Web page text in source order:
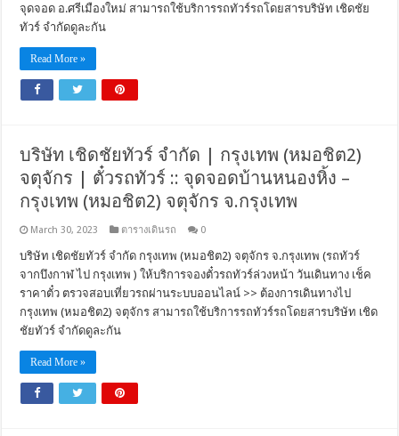
จุดจอด อ.ศรีเมืองใหม่ สามารถใช้บริการรถทัวร์รถโดยสารบริษัท เชิดชัย
ทัวร์ จำกัดดูละกัน
Read More »
บริษัท เชิดชัยทัวร์ จำกัด | กรุงเทพ (หมอชิต2)
จตุจักร | ตั๋วรถทัวร์ :: จุดจอดบ้านหนองหิ้ง –
กรุงเทพ (หมอชิต2) จตุจักร จ.กรุงเทพ
March 30, 2023 ตารางเดินรถ 0
บริษัท เชิดชัยทัวร์ จำกัด กรุงเทพ (หมอชิต2) จตุจักร จ.กรุงเทพ (รถทัวร์
จากบึงกาฬ ไป กรุงเทพ ) ให้บริการจองตั๋วรถทัวร์ล่วงหน้า วันเดินทาง เช็ค
ราคาตั๋ว ตรวจสอบเที่ยวรถผ่านระบบออนไลน์ >> ต้องการเดินทางไป
กรุงเทพ (หมอชิต2) จตุจักร สามารถใช้บริการรถทัวร์รถโดยสารบริษัท เชิด
ชัยทัวร์ จำกัดดูละกัน
Read More »